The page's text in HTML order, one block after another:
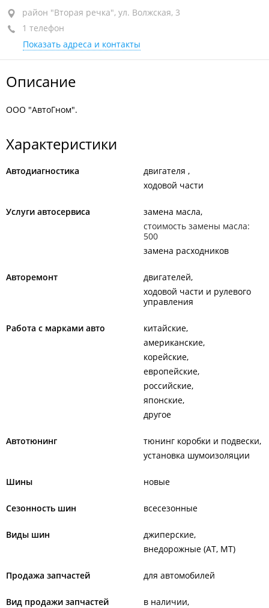
район "Вторая речка", ул. Волжская, 3
1 телефон
Показать адреса и контакты
Описание
ООО "АвтоГном".
Характеристики
Автодиагностика
двигателя
ходовой части
Услуги автосервиса
замена масла
стоимость замены масла:
500
замена расходников
Авторемонт
двигателей
ходовой части и рулевого
управления
Работа с марками авто
китайские
американские
корейские
европейские
российские
японские
другое
Автотюнинг
тюнинг коробки и подвески
установка шумоизоляции
Шины новые
Сезонность шин всесезонные
Виды шин
джиперские
внедорожные (AT, MT)
Продажа запчастей для автомобилей
Вид продажи запчастей
в наличии